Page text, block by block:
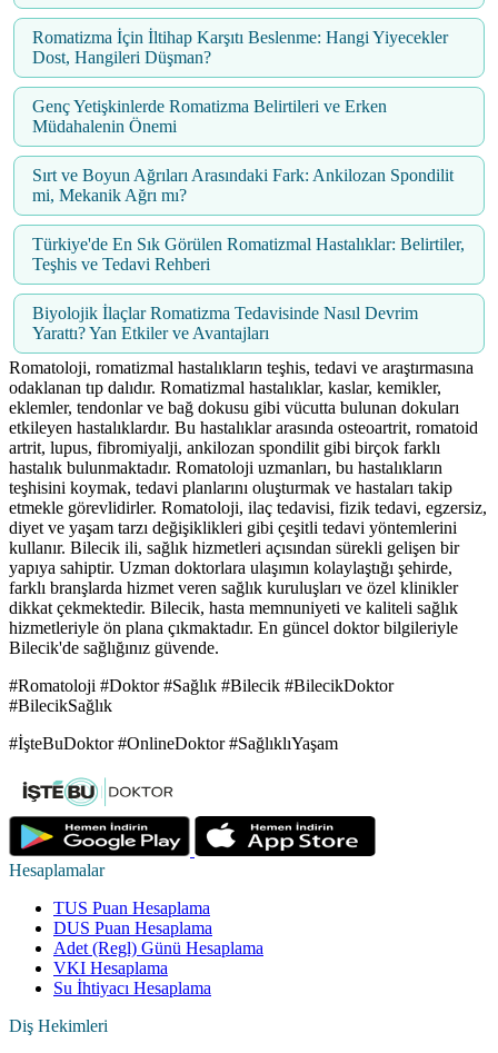
Romatizma İçin İltihap Karşıtı Beslenme: Hangi Yiyecekler
Dost, Hangileri Düşman?
Genç Yetişkinlerde Romatizma Belirtileri ve Erken
Müdahalenin Önemi
Sırt ve Boyun Ağrıları Arasındaki Fark: Ankilozan Spondilit
mi, Mekanik Ağrı mı?
Türkiye'de En Sık Görülen Romatizmal Hastalıklar: Belirtiler,
Teşhis ve Tedavi Rehberi
Biyolojik İlaçlar Romatizma Tedavisinde Nasıl Devrim
Yarattı? Yan Etkiler ve Avantajları
Romatoloji, romatizmal hastalıkların teşhis, tedavi ve araştırmasına
odaklanan tıp dalıdır. Romatizmal hastalıklar, kaslar, kemikler,
eklemler, tendonlar ve bağ dokusu gibi vücutta bulunan dokuları
etkileyen hastalıklardır. Bu hastalıklar arasında osteoartrit, romatoid
artrit, lupus, fibromiyalji, ankilozan spondilit gibi birçok farklı
hastalık bulunmaktadır. Romatoloji uzmanları, bu hastalıkların
teşhisini koymak, tedavi planlarını oluşturmak ve hastaları takip
etmekle görevlidirler. Romatoloji, ilaç tedavisi, fizik tedavi, egzersiz,
diyet ve yaşam tarzı değişiklikleri gibi çeşitli tedavi yöntemlerini
kullanır. Bilecik ili, sağlık hizmetleri açısından sürekli gelişen bir
yapıya sahiptir. Uzman doktorlara ulaşımın kolaylaştığı şehirde,
farklı branşlarda hizmet veren sağlık kuruluşları ve özel klinikler
dikkat çekmektedir. Bilecik, hasta memnuniyeti ve kaliteli sağlık
hizmetleriyle ön plana çıkmaktadır. En güncel doktor bilgileriyle
Bilecik'de sağlığınız güvende.
#Romatoloji #Doktor #Sağlık #Bilecik #BilecikDoktor
#BilecikSağlık
#İşteBuDoktor #OnlineDoktor #SağlıklıYaşam
Hesaplamalar
TUS Puan Hesaplama
DUS Puan Hesaplama
Adet (Regl) Günü Hesaplama
VKI Hesaplama
Su İhtiyacı Hesaplama
Diş Hekimleri